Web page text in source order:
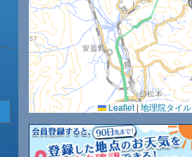
27 26 26 25 24
95 96 96 96
Leaflet | 地理院タイル